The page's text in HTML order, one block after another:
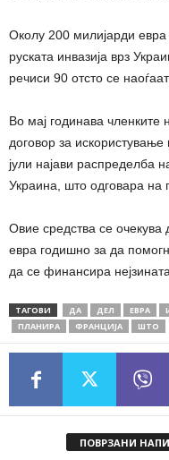
Околу 200 милијарди
руската инвазија врз
речиси 90 отсто се наоѓаат
Во мај годинава членките
договор за
јули најави распределба
Украина, што одговара на
Овие средства се
евра годишно за да
да се финансира нејзината
ТАГОВИ ДА ДЕЛ ЕВРА
ПЛАНИРА
ФРАНЦИЈА ШТО
ПОВРЗАНИ